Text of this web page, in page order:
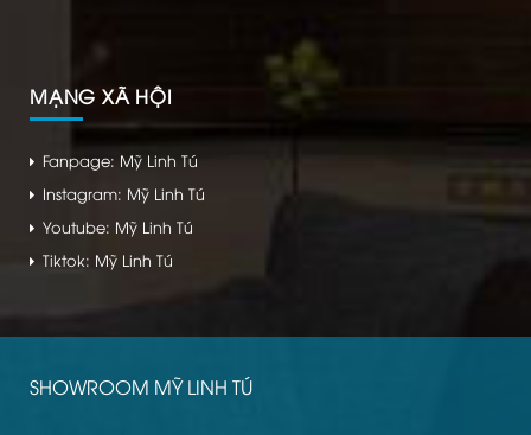
MẠNG XÃ HỘI
Fanpage: Mỹ Linh Tú
Instagram: Mỹ Linh Tú
Youtube: Mỹ Linh Tú
Tiktok: Mỹ Linh Tú
SHOWROOM MỸ LINH TÚ